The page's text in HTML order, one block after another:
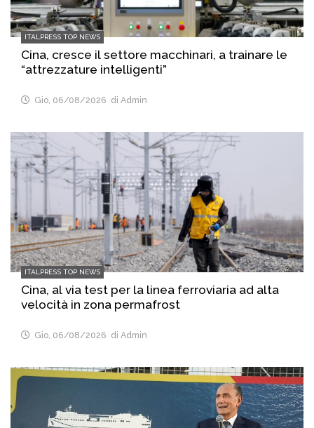
ITALPRESS TOP NEWS
Cina, cresce il settore macchinari, a trainare le
“attrezzature intelligenti”
Gio, 06/08/2026 di Admin
ITALPRESS TOP NEWS
Cina, al via test per la linea ferroviaria ad alta
velocità in zona permafrost
Gio, 06/08/2026 di Admin